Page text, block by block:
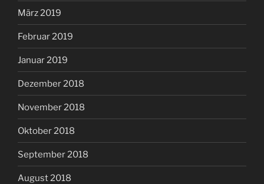
März 2019
Februar 2019
Januar 2019
Dezember 2018
November 2018
Oktober 2018
September 2018
August 2018